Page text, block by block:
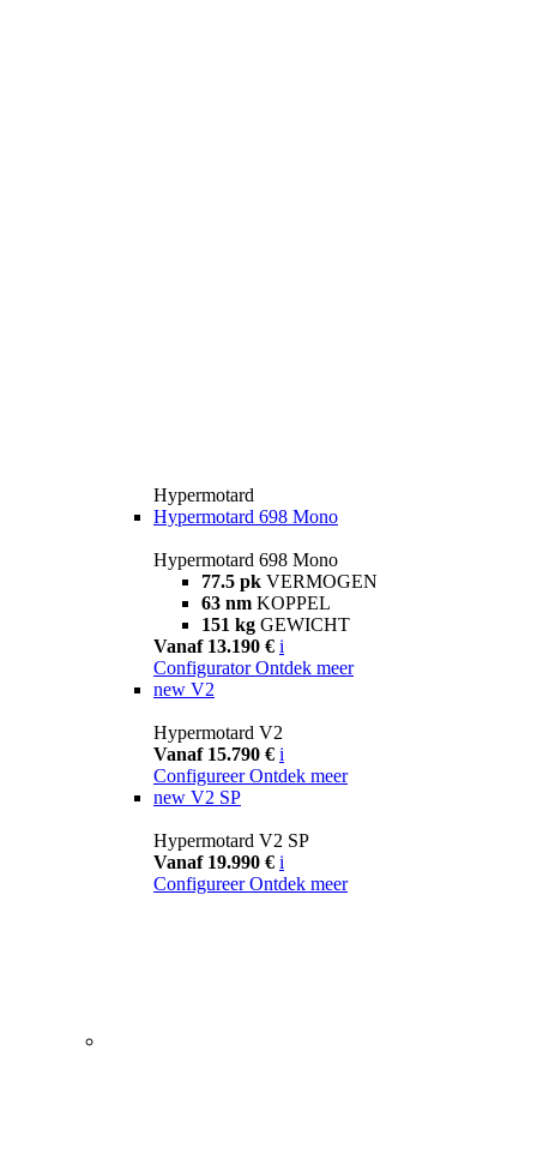
Hypermotard
Hypermotard 698 Mono
Hypermotard 698 Mono
77.5 pk VERMOGEN
63 nm KOPPEL
151 kg GEWICHT
Vanaf 13.190 € i
Configurator Ontdek meer
new V2
Hypermotard V2
Vanaf 15.790 € i
Configureer Ontdek meer
new V2 SP
Hypermotard V2 SP
Vanaf 19.990 € i
Configureer Ontdek meer